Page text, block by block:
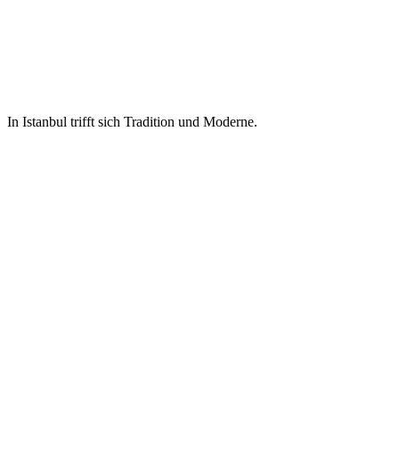
In Istanbul trifft sich Tradition und Moderne.